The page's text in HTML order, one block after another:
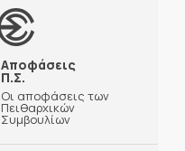
Αποφάσεις
Π.Σ.
Οι αποφάσεις των
Πειθαρχικών
Συμβουλίων